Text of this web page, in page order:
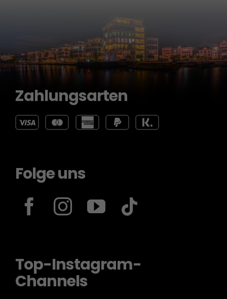
Zahlungsarten
Folge uns
Top-Instagram-
Channels